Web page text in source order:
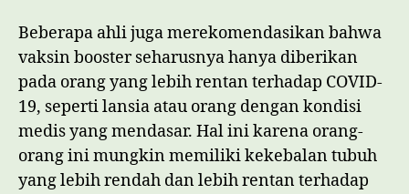
Beberapa ahli juga merekomendasikan bahwa
vaksin booster seharusnya hanya diberikan
pada orang yang lebih rentan terhadap COVID-
19, seperti lansia atau orang dengan kondisi
medis yang mendasar. Hal ini karena orang-
orang ini mungkin memiliki kekebalan tubuh
yang lebih rendah dan lebih rentan terhadap